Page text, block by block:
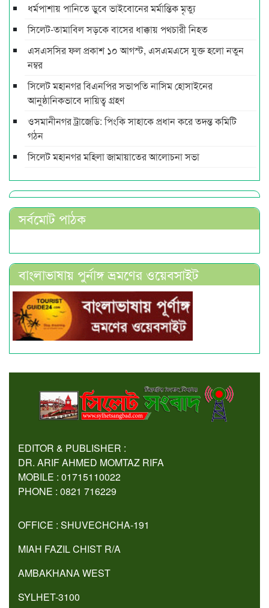
ধর্মপাশায় পানিতে ডুবে ভাইবোনের মর্মান্তিক মৃত্যু
সিলেট-তামাবিল সড়কে বাসের ধাক্কায় পথচারী নিহত
এসএসসির ফল প্রকাশ ১০ আগস্ট, এসএমএসে যুক্ত হলো নতুন
নম্বর
সিলেট মহানগর বিএনপির সভাপতি নাসিম হোসাইনের
আনুষ্ঠানিকভাবে দায়িত্ব গ্রহণ
ওসমানীনগর ট্রাজেডি: পিংকি সাহাকে প্রধান করে তদন্ত কমিটি
গঠন
সিলেট মহানগর মহিলা জামায়াতের আলোচনা সভা
সর্বমোট পাঠক
বাংলাভাষায় পুর্নাঙ্গ ভ্রমণের ওয়েবসাইট
EDITOR & PUBLISHER :
DR. ARIF AHMED MOMTAZ RIFA
MOBILE : 01715110022
PHONE : 0821 716229
OFFICE : SHUVECHCHA-191
MIAH FAZIL CHIST R/A
AMBAKHANA WEST
SYLHET-3100